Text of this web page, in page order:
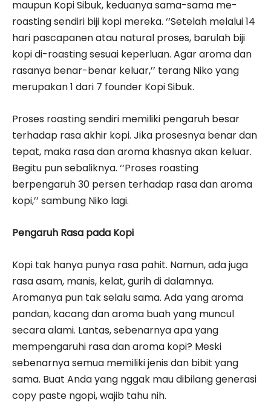
maupun Kopi Sibuk, keduanya sama-sama me-
roasting sendiri biji kopi mereka. ‘‘Setelah melalui 14
hari pascapanen atau natural proses, barulah biji
kopi di-roasting sesuai keperluan. Agar aroma dan
rasanya benar-benar keluar,’’ terang Niko yang
merupakan 1 dari 7 founder Kopi Sibuk.
Proses roasting sendiri memiliki pengaruh besar
terhadap rasa akhir kopi. Jika prosesnya benar dan
tepat, maka rasa dan aroma khasnya akan keluar.
Begitu pun sebaliknya. ‘‘Proses roasting
berpengaruh 30 persen terhadap rasa dan aroma
kopi,’’ sambung Niko lagi.
Pengaruh Rasa pada Kopi
Kopi tak hanya punya rasa pahit. Namun, ada juga
rasa asam, manis, kelat, gurih di dalamnya.
Aromanya pun tak selalu sama. Ada yang aroma
pandan, kacang dan aroma buah yang muncul
secara alami. Lantas, sebenarnya apa yang
mempengaruhi rasa dan aroma kopi? Meski
sebenarnya semua memiliki jenis dan bibit yang
sama. Buat Anda yang nggak mau dibilang generasi
copy paste ngopi, wajib tahu nih.